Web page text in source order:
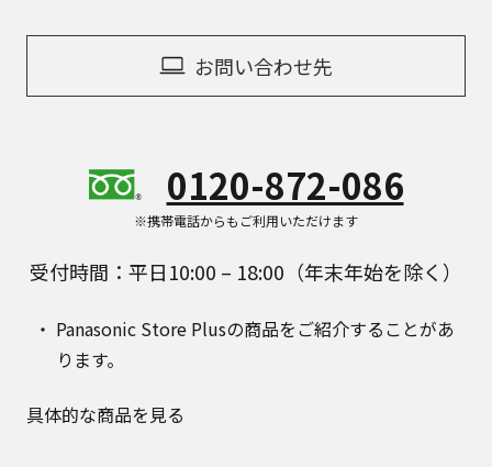
お問い合わせ先
0120-872-086
※携帯電話からもご利用いただけます
受付時間：平日10:00 – 18:00（年末年始を除く）
Panasonic Store Plusの商品をご紹介することがあ
ります。
具体的な商品を見る